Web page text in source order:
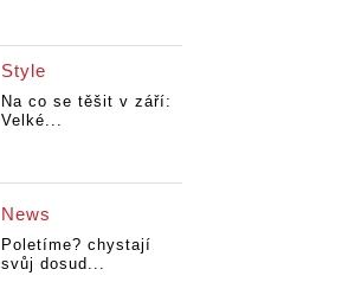
Style
Na co se těšit v září:
Velké...
News
Poletíme? chystají
svůj dosud...